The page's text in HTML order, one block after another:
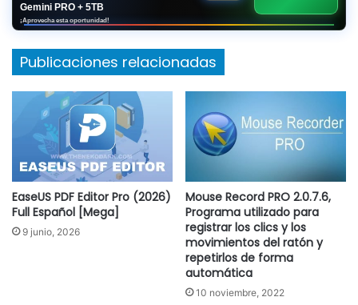
Gemini PRO + 5TB
¡Aprovecha esta oportunidad!
Publicaciones relacionadas
EaseUS PDF Editor Pro (2026)
Full Español [Mega]
9 junio, 2026
Mouse Record PRO 2.0.7.6,
Programa utilizado para
registrar los clics y los
movimientos del ratón y
repetirlos de forma
automática
10 noviembre, 2022